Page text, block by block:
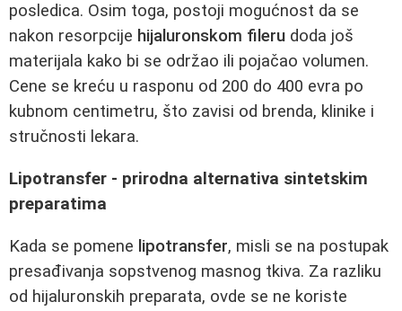
posledica. Osim toga, postoji mogućnost da se
nakon resorpcije hijaluronskom fileru doda još
materijala kako bi se održao ili pojačao volumen.
Cene se kreću u rasponu od 200 do 400 evra po
kubnom centimetru, što zavisi od brenda, klinike i
stručnosti lekara.
Lipotransfer - prirodna alternativa sintetskim
preparatima
Kada se pomene lipotransfer, misli se na postupak
presađivanja sopstvenog masnog tkiva. Za razliku
od hijaluronskih preparata, ovde se ne koriste